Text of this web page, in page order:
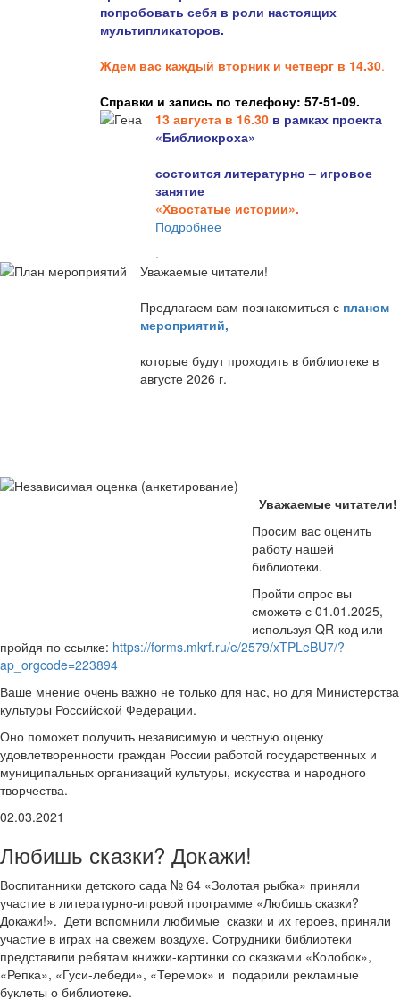
попробовать себя в роли настоящих
мультипликаторов.
Ждем вас каждый вторник и четверг в 14.30.
Справки и запись по телефону: 57-51-09.
13 августа в 16.30 в рамках проекта
«Библиокроха»
состоится литературно – игровое
занятие
«Хвостатые истории».
Подробнее
.
Уважаемые читатели!
Предлагаем вам познакомиться с планом
мероприятий,
которые будут проходить в библиотеке в
августе 2026 г.
Уважаемые читатели!
Просим вас оценить
работу нашей
библиотеки.
Пройти опрос вы
сможете с 01.01.2025,
используя QR-код или
пройдя по ссылке: https://forms.mkrf.ru/e/2579/xTPLeBU7/?
ap_orgcode=223894
Ваше мнение очень важно не только для нас, но для Министерства
культуры Российской Федерации.
Оно поможет получить независимую и честную оценку
удовлетворенности граждан России работой государственных и
муниципальных организаций культуры, искусства и народного
творчества.
02.03.2021
Любишь сказки? Докажи!
Воспитанники детского сада № 64 «Золотая рыбка» приняли
участие в литературно-игровой программе «Любишь сказки?
Докажи!». Дети вспомнили любимые сказки и их героев, приняли
участие в играх на свежем воздухе. Сотрудники библиотеки
представили ребятам книжки-картинки со сказками «Колобок»,
«Репка», «Гуси-лебеди», «Теремок» и подарили рекламные
буклеты о библиотеке.